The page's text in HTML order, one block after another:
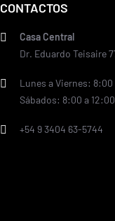
CONTACTOS
Casa Central
Dr. Eduardo Teisaire
Lunes a Viernes: 8:00
Sábados: 8:00 a
+54 9 3404 63-5744